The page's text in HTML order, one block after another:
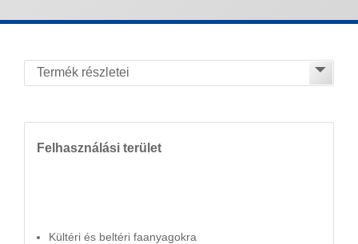
Felhasználási terület
Kültéri és beltéri faanyagokra